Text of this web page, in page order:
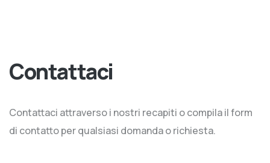
Contattaci
Contattaci attraverso i nostri recapiti o compila il form
di contatto per qualsiasi domanda o richiesta.